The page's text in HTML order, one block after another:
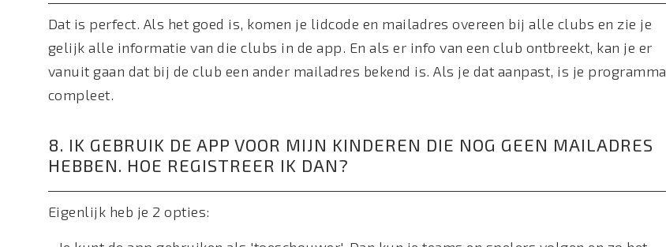
Dat is perfect. Als het goed is, komen je lidcode en mailadres overeen bij alle clubs en zie je
gelijk alle informatie van die clubs in de app. En als er info van een club ontbreekt, kan je er
vanuit gaan dat bij de club een ander mailadres bekend is. Als je dat aanpast, is je programma
compleet.
8. IK GEBRUIK DE APP VOOR MIJN KINDEREN DIE NOG GEEN MAILADRES
HEBBEN. HOE REGISTREER IK DAN?
Eigenlijk heb je 2 opties: